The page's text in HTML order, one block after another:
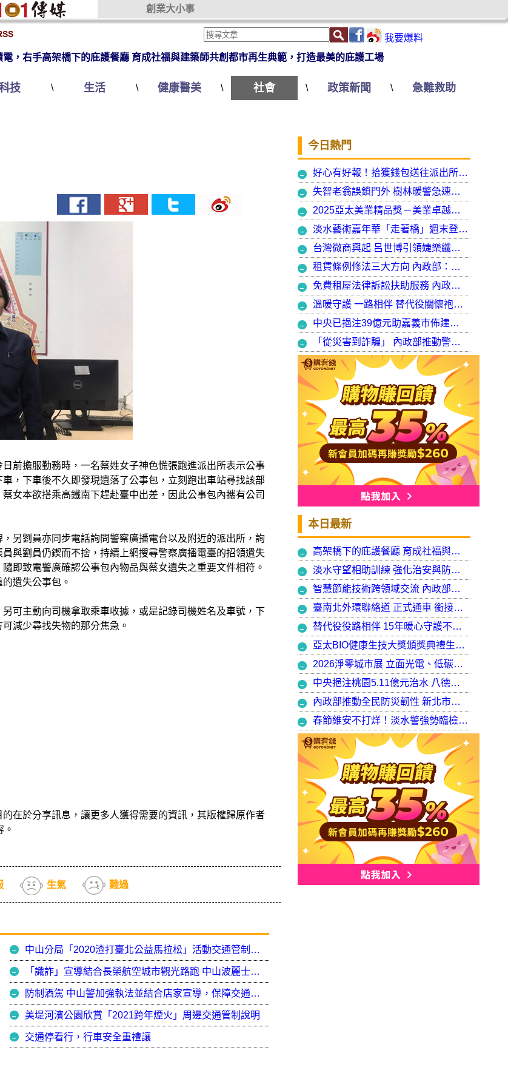
創業大小事
我要爆料
電，右手高架橋下的庇護餐廳 育成社福與建築師共創都市再生典範，打造最美的庇護工場
技 \ 生活 \ 健康醫美 \ 社會 \ 政策新聞 \ 急難救助
前擔服勤務時，一名蔡姓女子神色慌張跑進派出所表示公事
，下車後不久即發現遺落了公事包，立刻跑出車站尋找該部
女本欲搭乘高鐵南下趕赴臺中出差，因此公事包內攜有公司
另劉員亦同步電話詢問警察廣播電台以及附近的派出所，詢
與劉員仍鍥而不捨，持續上網搜尋警察廣播電臺的招領遺失
即致電警廣確認公事包內物品與蔡女遺失之重要文件相符。
遺失公事包。
可主動向司機拿取乘車收據，或是記錄司機姓名及車號，下
減少尋找失物的那分焦急。
在於分享訊息，讓更多人獲得需要的資訊，其版權歸原作者
生氣 難過
中山分局「2020渣打臺北公益馬拉松」活動交通管制說明
「識詐」宣導結合長榮航空城市觀光路跑 中山波麗士落實強力反詐騙
防制酒駕 中山警加強執法並結合店家宣導，保障交通安全好過年!
美堤河濱公園欣賞「2021跨年煙火」周邊交通管制說明
交通停看行，行車安全重禮讓
今日熱門
好心有好報！拾獲錢包送往派出所竟發現自己遺失的手機
失智老翁誤鎖門外 樹林暖警急速營救阻飢寒
2025亞太美業精品獎－美業卓越大賞 揭曉年度最受矚目美業榮耀品牌
淡水藝術嘉年華「走著橋」週末登場 淡水警啟動交通管制
台灣微商興起 呂世博引領婕樂纖走入國際
租賃條例修法三大方向 內政部：保障租賃雙方權益 租客安心住、房東放心租
免費租屋法律訴訟扶助服務 內政部：9月30日起正式開辦受理
溫暖守護 一路相伴 替代役關懷袍澤弟兄 以行動展現同袍大愛
中央已挹注39億元助嘉義市佈建污水系統 內政部：東區用戶接管將新增3萬戶 期許未來推動再生水永續利用
「從災害到詐騙」 內政部推動警大轉型強化災防與偵查能力
本日最新
高架橋下的庇護餐廳 育成社福與建築師共創都市再生典範，打造最美的庇護工場
淡水守望相助訓練 強化治安與防衛韌性
智慧節能技術跨領域交流 內政部攜手產官學加速建築淨零轉型
臺南北外環聯絡道 正式通車 銜接樹谷園區 完善南科聯外路網
替代役役路相伴 15年暖心守護不停歇，攜手走出溫暖與希望
亞太BIO健康生技大獎頒獎典禮生技健康產業榮耀盛會
2026淨零城市展 立面光電、低碳社宅齊登場 內政部攜手產業走入生活場域 共築2050淨零願景
中央挹注桃園5.11億元治水 八德區大仁滯洪池今啟用 守護龜山產業園區6千億產值 保障3.5萬居民安全
內政部推動全民防災韌性 新北市防災士培訓突破 2 萬人
春節維安不打烊！淡水警強勢臨檢掃蕩 封閉式路檢斷絕治安隱憂